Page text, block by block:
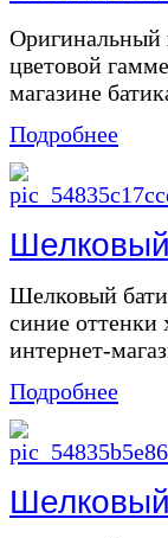
Оригинальный
цветовой
магазине
Подробнее
Шелковый
синие оттенки
интернет-
Подробнее